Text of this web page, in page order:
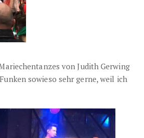
von Judith Gerwing
sowieso sehr gerne, weil ich